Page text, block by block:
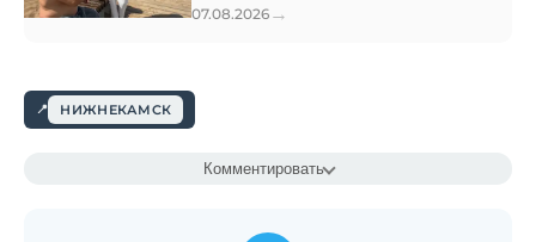
07.08.2026 →
НИЖНЕКАМСК
Комментировать